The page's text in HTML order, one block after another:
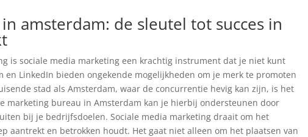
amsterdam: de sleutel tot succes in
is sociale media marketing een krachtig instrument dat je niet kunt
en LinkedIn bieden ongekende mogelijkheden om je merk te promoten
stad als Amsterdam, waar de concurrentie hevig kan zijn, is het
marketing bureau in Amsterdam kan je hierbij ondersteunen door
bij je bedrijfsdoelen. Sociale media marketing draait om het
aantrekt en betrokken houdt. Het gaat niet alleen om het plaatsen van